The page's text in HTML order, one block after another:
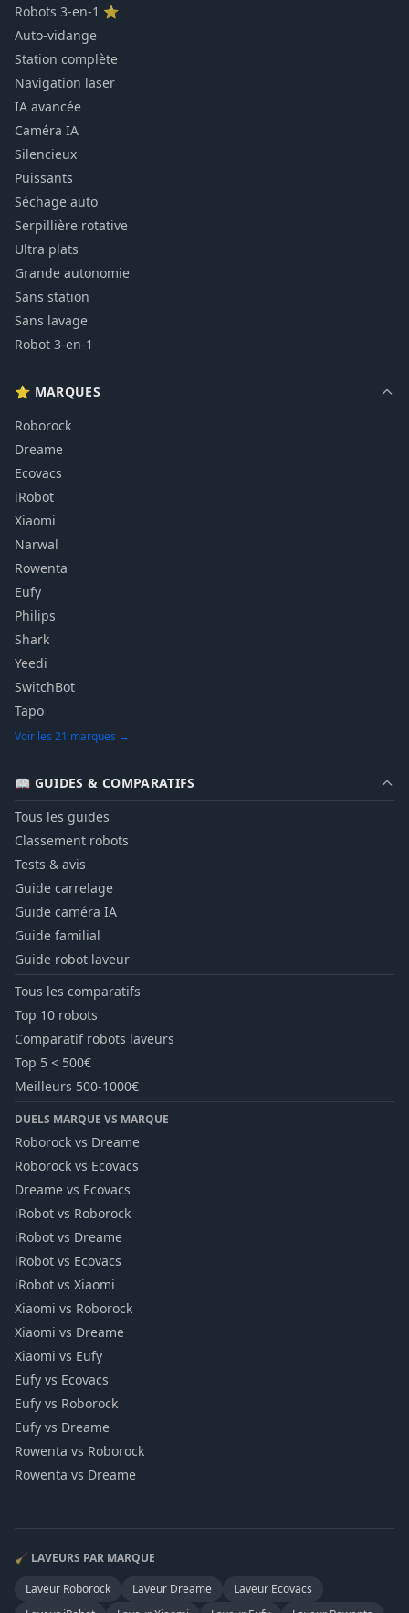
Robots 3-en-1 ⭐
Auto-vidange
Station complète
Navigation laser
IA avancée
Caméra IA
Silencieux
Puissants
Séchage auto
Serpillière rotative
Ultra plats
Grande autonomie
Sans station
Sans lavage
Robot 3-en-1
⭐ MARQUES
Roborock
Dreame
Ecovacs
iRobot
Xiaomi
Narwal
Rowenta
Eufy
Philips
Shark
Yeedi
SwitchBot
Tapo
Voir les 21 marques →
📖 GUIDES & COMPARATIFS
Tous les guides
Classement robots
Tests & avis
Guide carrelage
Guide caméra IA
Guide familial
Guide robot laveur
Tous les comparatifs
Top 10 robots
Comparatif robots laveurs
Top 5 < 500€
Meilleurs 500-1000€
DUELS MARQUE VS MARQUE
Roborock vs Dreame
Roborock vs Ecovacs
Dreame vs Ecovacs
iRobot vs Roborock
iRobot vs Dreame
iRobot vs Ecovacs
iRobot vs Xiaomi
Xiaomi vs Roborock
Xiaomi vs Dreame
Xiaomi vs Eufy
Eufy vs Ecovacs
Eufy vs Roborock
Eufy vs Dreame
Rowenta vs Roborock
Rowenta vs Dreame
🧹 LAVEURS PAR MARQUE
Laveur Roborock Laveur Dreame Laveur Ecovacs